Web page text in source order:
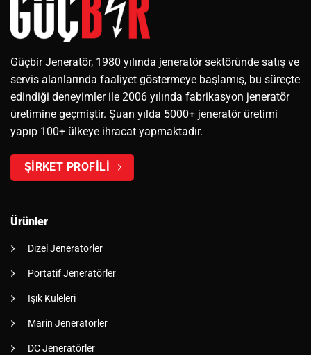
Güçbir Jeneratör, 1980 yılında jeneratör sektöründe satış ve
servis alanlarında faaliyet göstermeye başlamış, bu süreçte
edindiği deneyimler ile 2006 yılında fabrikasyon jeneratör
üretimine geçmiştir. Şuan yılda 5000+ jeneratör üretimi
yapıp 100+ ülkeye ihracat yapmaktadır.
ŞİRKET PROFİLİ
Ürünler
Dizel Jeneratörler
Portatif Jeneratörler
Işık Kuleleri
Marin Jeneratörler
DC Jeneratörler